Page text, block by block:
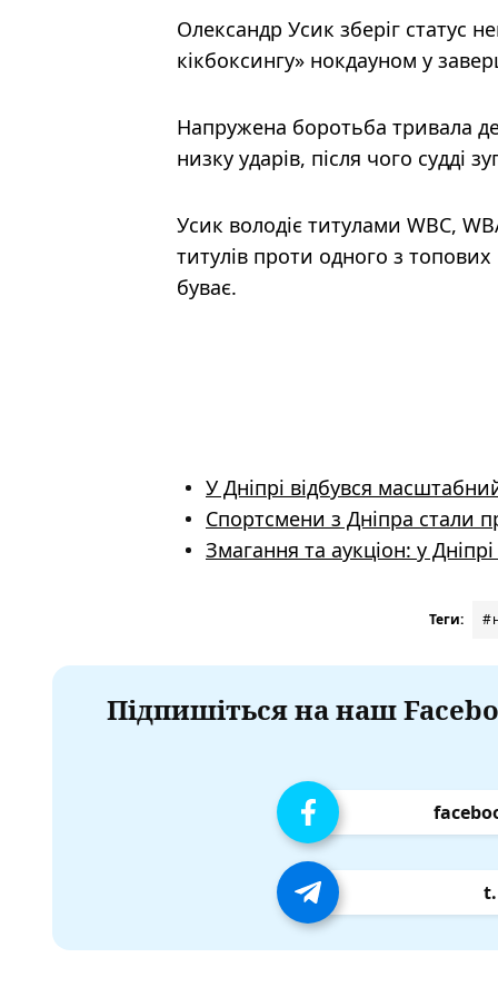
Олександр Усик зберіг статус
кікбоксингу» нокдауном у
Напружена боротьба тривала
низку ударів, після чого судді
Усик володіє титулами WBC,
титулів проти одного з топових
буває.
У Дніпрі відбувся
Спортсмени з Дніпра стали
Змагання та аукціон: у
Теги:
Підпишіться на наш